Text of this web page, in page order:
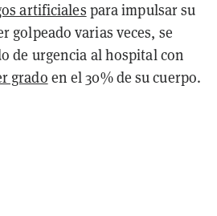
artificiales para impulsar su
golpeado varias veces, se
de urgencia al hospital con
grado en el 30% de su cuerpo.